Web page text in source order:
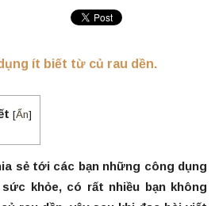
ít biết từ củ rau dền.
[Ẩn]
sẻ tới các bạn những công dụng
khỏe, có rất nhiều bạn không